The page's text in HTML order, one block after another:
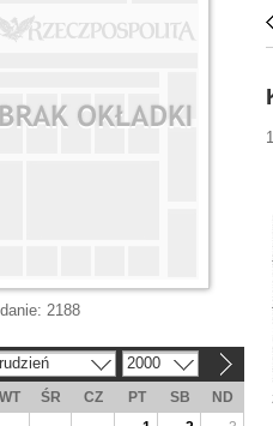
2188
2000
WT ŚR CZ PT SB
ND